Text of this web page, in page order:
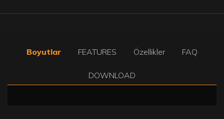
Boyutlar FEATURES Özellikler FAQ
DOWNLOAD